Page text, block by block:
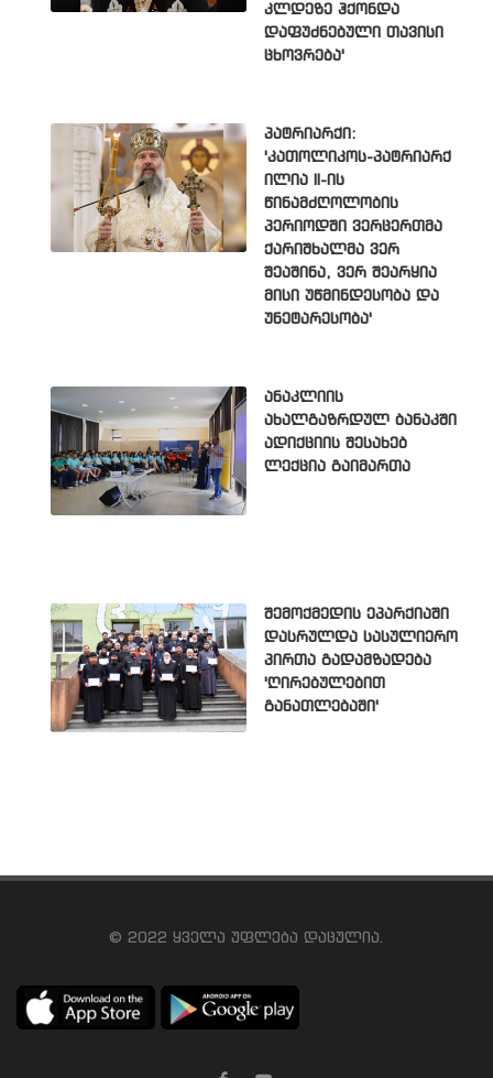
კლდეზე ჰქონდა
დაფუძნებული თავისი
ცხოვრება'
პატრიარქი:
'კათოლიკოს-პატრიარქ
ილია II-ის
წინამძღოლობის
პერიოდში ვერცერთმა
ქარიშხალმა ვერ
შეაშინა, ვერ შეარყია
მისი უწმინდესობა და
უნეტარესობა'
ანაკლიის
ახალგაზრდულ ბანაკში
ადიქციის შესახებ
ლექცია გაიმართა
შემოქმედის ეპარქიაში
დასრულდა სასულიერო
პირთა გადამზადება
'ღირებულებით
განათლებაში'
© 2022 ყველა უფლება დაცულია.